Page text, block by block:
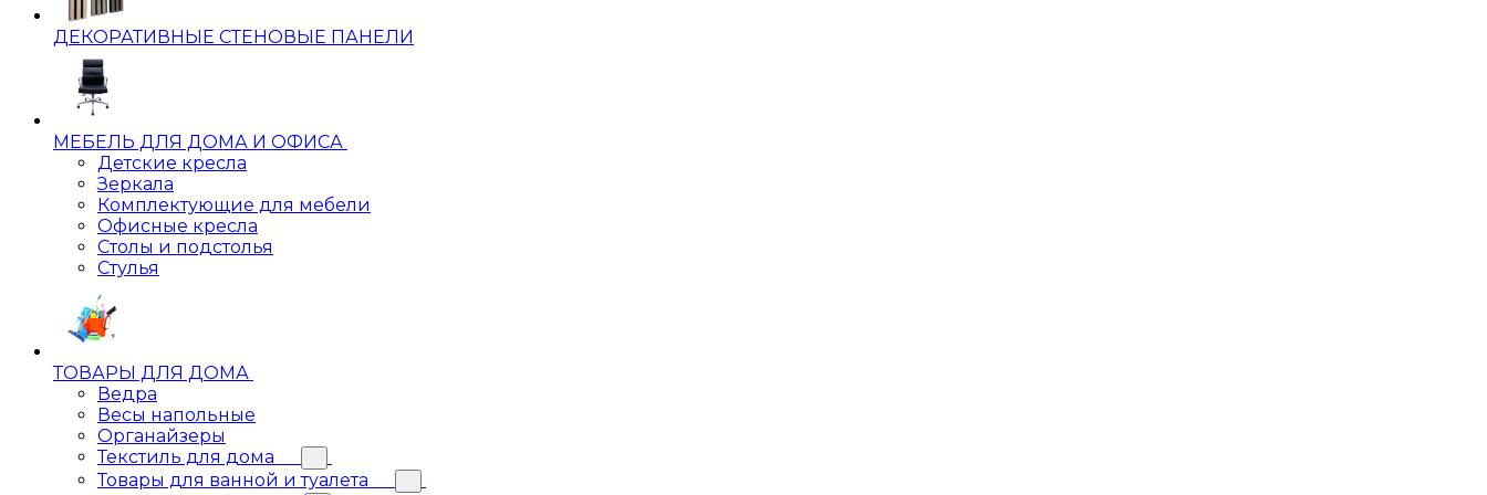
ДЕКОРАТИВНЫЕ СТЕНОВЫЕ ПАНЕЛИ
МЕБЕЛЬ ДЛЯ ДОМА И ОФИСА
Детские кресла
Зеркала
Комплектующие для мебели
Офисные кресла
Столы и подстолья
Стулья
ТОВАРЫ ДЛЯ ДОМА
Ведра
Весы напольные
Органайзеры
Текстиль для дома
Товары для ванной и туалета